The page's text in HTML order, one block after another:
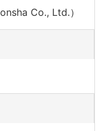
Co., Ltd.）